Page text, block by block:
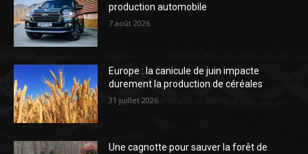
production automobile
7 août 2026
Europe : la canicule de juin impacte
durement la production de céréales
31 juillet 2026
Une cagnotte pour sauver la forêt de